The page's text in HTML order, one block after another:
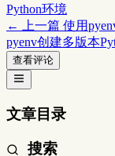
Python环境
← 上一篇 使用
pyenv创建多版本
查看评论
文章目录
搜索